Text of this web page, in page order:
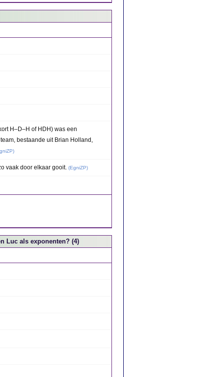
H–D–H of HDH) was een
bestaande uit Brian Holland,
)
vaak door elkaar gooit. (EgniZP)
Luc als exponenten? (4)